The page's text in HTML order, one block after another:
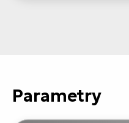
Parametry